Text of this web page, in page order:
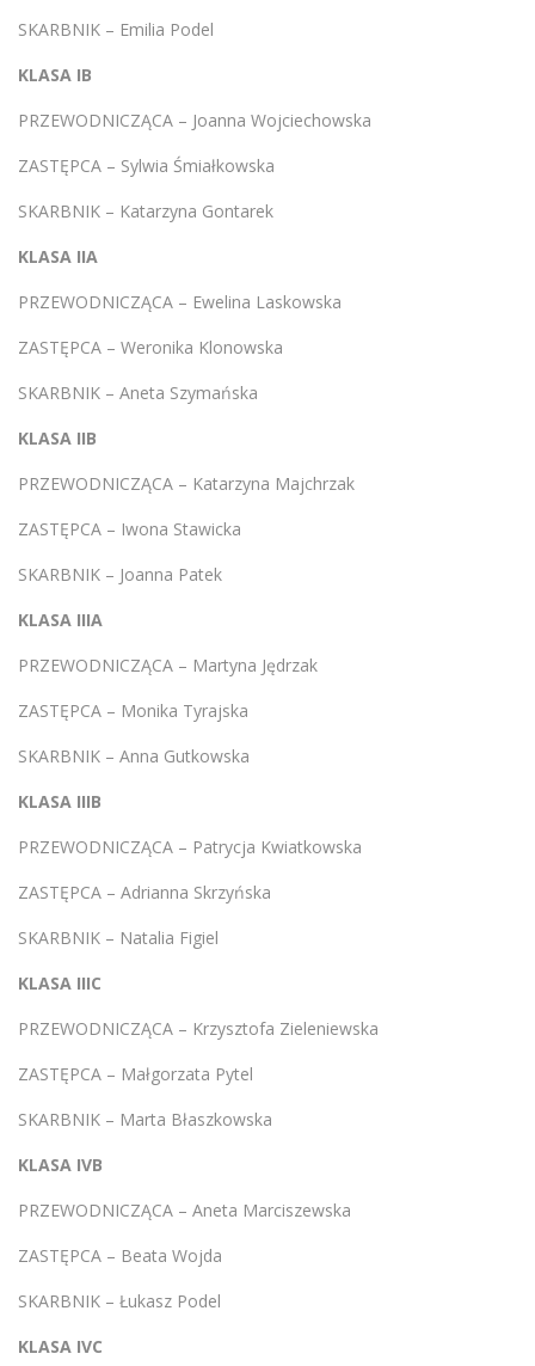
SKARBNIK – Emilia Podel
KLASA IB
PRZEWODNICZĄCA – Joanna Wojciechowska
ZASTĘPCA – Sylwia Śmiałkowska
SKARBNIK – Katarzyna Gontarek
KLASA IIA
PRZEWODNICZĄCA – Ewelina Laskowska
ZASTĘPCA – Weronika Klonowska
SKARBNIK – Aneta Szymańska
KLASA IIB
PRZEWODNICZĄCA – Katarzyna Majchrzak
ZASTĘPCA – Iwona Stawicka
SKARBNIK – Joanna Patek
KLASA IIIA
PRZEWODNICZĄCA – Martyna Jędrzak
ZASTĘPCA – Monika Tyrajska
SKARBNIK – Anna Gutkowska
KLASA IIIB
PRZEWODNICZĄCA – Patrycja Kwiatkowska
ZASTĘPCA – Adrianna Skrzyńska
SKARBNIK – Natalia Figiel
KLASA IIIC
PRZEWODNICZĄCA – Krzysztofa Zieleniewska
ZASTĘPCA – Małgorzata Pytel
SKARBNIK – Marta Błaszkowska
KLASA IVB
PRZEWODNICZĄCA – Aneta Marciszewska
ZASTĘPCA – Beata Wojda
SKARBNIK – Łukasz Podel
KLASA IVC